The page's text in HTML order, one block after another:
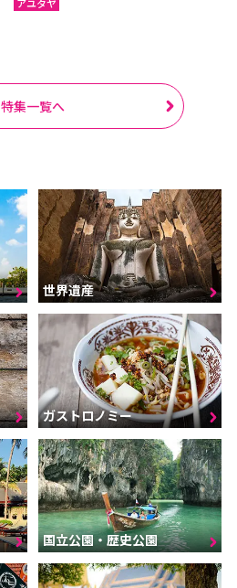
特集一覧へ
世界遺産
ガストロノミー
国立公園・歴史公園